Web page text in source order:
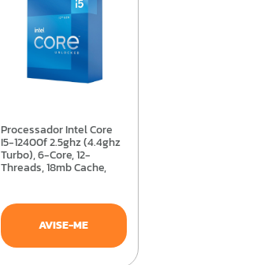
Processador Intel Core
I5-12400f 2.5ghz (4.4ghz
Turbo), 6-Core, 12-
Threads, 18mb Cache,
AVISE-ME